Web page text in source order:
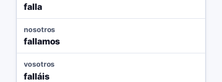
falla
nosotros
fallamos
vosotros
falláis